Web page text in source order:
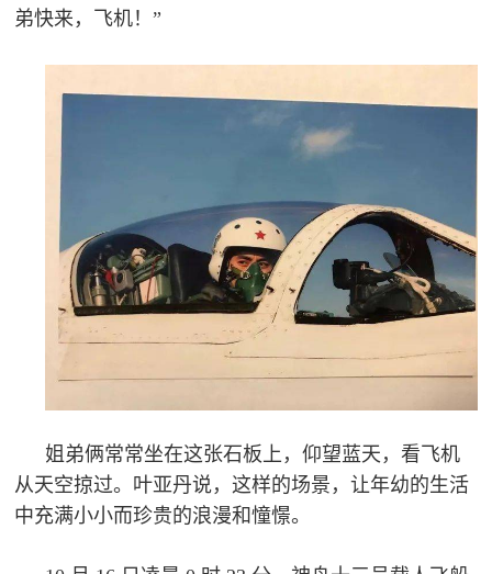
雄
模
军
人
风
役
军
人
役
弟快来，飞机！”
姐弟俩常常坐在这张石板上，仰望蓝天，看飞机
从天空掠过。叶亚丹说，这样的场景，让年幼的生活
中充满小小而珍贵的浪漫和憧憬。